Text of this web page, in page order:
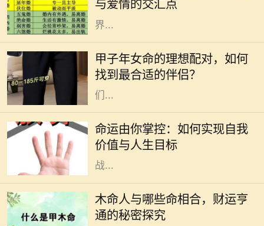
与爱情的交汇点
女性，往往具有丰富的情感与内心世
界...
甲子年女命的理想配对，如何
找到最合适的伴侣？
在中国传统文化中，命理学被认为是
揭示一个人性格、命运和与他人关系
的重要工具。而在这些命理学说中，
甲子年女命的配对问题更是引起了人
们...
命运由你掌控：如何实现自我
价值与人生目标
命运是什么？它是我们生活中的一种
神秘力量，既像一位无形的导演，又
似一阵不可捉摸的风。在我们的生命
旅程中，命运的桥梁常常将机遇与挑
战...
木命人与哪些命相合，财运亨
通的秘密探究
在五行中，木命的人代表着生机与希
望，他们的性格多半温和、善良、乐
于助人。然而，木命人的财运虽然有
其独特优势，但若要实现更大的财富